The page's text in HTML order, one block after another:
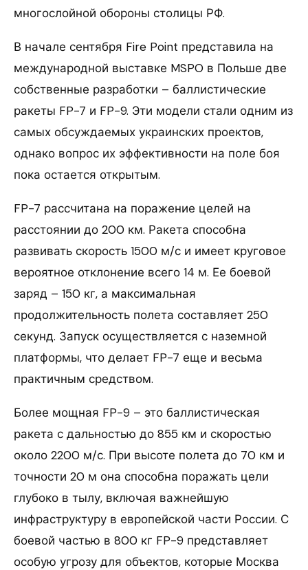
многослойной обороны столицы РФ.
В начале сентября Fire Point представила на
международной выставке MSPO в Польше две
собственные разработки – баллистические
ракеты FP-7 и FP-9. Эти модели стали одним из
самых обсуждаемых украинских проектов,
однако вопрос их эффективности на поле боя
пока остается открытым.
FP-7 рассчитана на поражение целей на
расстоянии до 200 км. Ракета способна
развивать скорость 1500 м/с и имеет круговое
вероятное отклонение всего 14 м. Ее боевой
заряд – 150 кг, а максимальная
продолжительность полета составляет 250
секунд. Запуск осуществляется с наземной
платформы, что делает FP-7 еще и весьма
практичным средством.
Более мощная FP-9 – это баллистическая
ракета с дальностью до 855 км и скоростью
около 2200 м/с. При высоте полета до 70 км и
точности 20 м она способна поражать цели
глубоко в тылу, включая важнейшую
инфраструктуру в европейской части России. С
боевой частью в 800 кг FP-9 представляет
особую угрозу для объектов, которые Москва